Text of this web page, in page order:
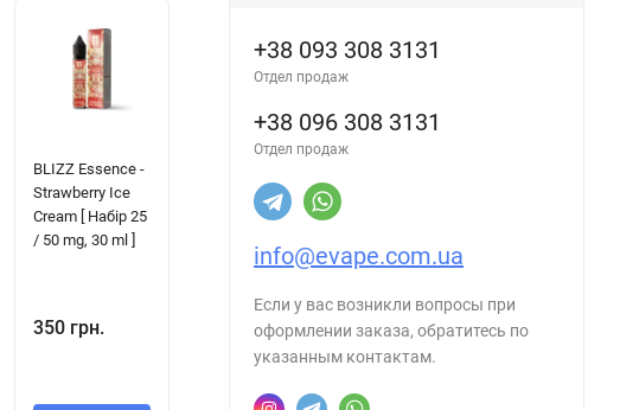
BLIZZ Essence -
Strawberry Ice
Cream [ Набір 25
/ 50 mg, 30 ml ]
350 грн.
Watermelon
Lemonade [
340 грн.
60 ml ]
270 грн.
+38 093 308 3131
Отдел продаж
+38 096 308 3131
Отдел продаж
info@evape.com.ua
Если у вас возникли вопросы при
оформлении заказа, обратитесь по
указанным контактам.